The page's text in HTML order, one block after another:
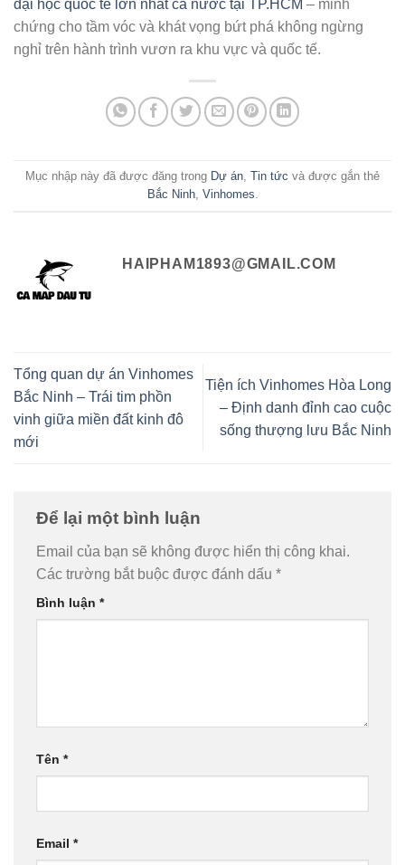
đại học quốc tế lớn nhất cả nước tại TP.HCM – minh
chứng cho tầm vóc và khát vọng bứt phá không ngừng
nghỉ trên hành trình vươn ra khu vực và quốc tế.
Mục nhập này đã được đăng trong Dự án Tin tức và được gắn thẻ
Bắc Ninh, Vinhomes
HAIPHAM1893@GMAIL.COM
Tổng quan dự án Vinhomes
Bắc Ninh – Trái tim phồn
vinh giữa miền đất kinh đô
mới
Tiện ích Vinhomes Hòa Long
– Định danh đỉnh cao cuộc
sống thượng lưu Bắc Ninh
Để lại một bình luận
Email của bạn sẽ không được hiển thị công khai.
Các trường bắt buộc được đánh dấu *
Bình luận *
Tên *
Email *